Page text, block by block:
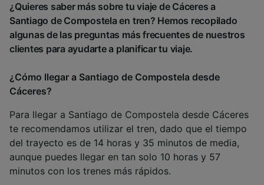
¿Quieres saber más sobre tu viaje de Cáceres a
Santiago de Compostela en tren? Hemos recopilado
algunas de las preguntas más frecuentes de nuestros
clientes para ayudarte a planificar tu viaje.
¿Cómo llegar a Santiago de Compostela desde
Cáceres?
Para llegar a Santiago de Compostela desde Cáceres
te recomendamos utilizar el tren, dado que el tiempo
del trayecto es de 14 horas y 35 minutos de media,
aunque puedes llegar en tan solo 10 horas y 57
minutos con los trenes más rápidos.